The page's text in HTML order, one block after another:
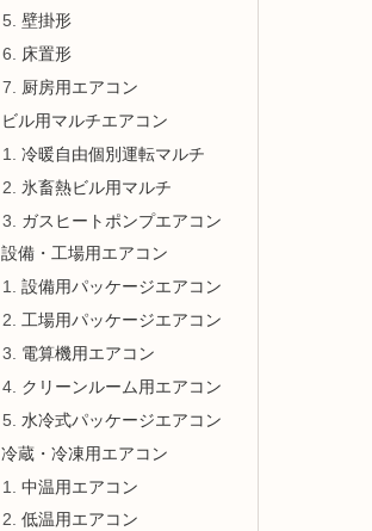
壁掛形
床置形
厨房用エアコン
ビル用マルチエアコン
冷暖自由個別運転マルチ
氷畜熱ビル用マルチ
ガスヒートポンプエアコン
設備・工場用エアコン
設備用パッケージエアコン
工場用パッケージエアコン
電算機用エアコン
クリーンルーム用エアコン
水冷式パッケージエアコン
冷蔵・冷凍用エアコン
中温用エアコン
低温用エアコン